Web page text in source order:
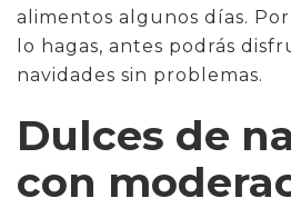
alimentos algunos días.
lo hagas, antes podrás
navidades sin problemas.
Dulces de
con